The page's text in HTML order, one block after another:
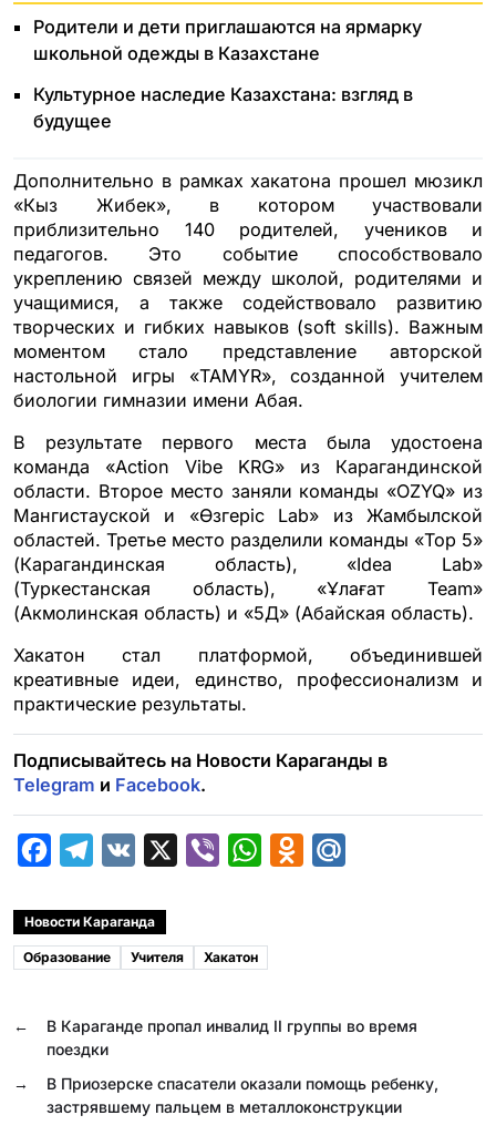
Родители и дети приглашаются на ярмарку
школьной одежды в Казахстане
Культурное наследие Казахстана: взгляд в
будущее
Дополнительно в рамках хакатона прошел мюзикл
«Кыз Жибек», в котором участвовали
приблизительно 140 родителей, учеников и
педагогов. Это событие способствовало
укреплению связей между школой, родителями и
учащимися, а также содействовало развитию
творческих и гибких навыков (soft skills). Важным
моментом стало представление авторской
настольной игры «TAMYR», созданной учителем
биологии гимназии имени Абая.
В результате первого места была удостоена
команда «Action Vibe KRG» из Карагандинской
области. Второе место заняли команды «OZYQ» из
Мангистауской и «Өзгеріс Lab» из Жамбылской
областей. Третье место разделили команды «Тор 5»
(Карагандинская область), «Idea Lab»
(Туркестанская область), «Ұлағат Team»
(Акмолинская область) и «5Д» (Абайская область).
Хакатон стал платформой, объединившей
креативные идеи, единство, профессионализм и
практические результаты.
Подписывайтесь на Новости Караганды в
Telegram и Facebook.
c
e
o
o
k
l
e
a
m
e
W
t
p
s
s
Новости Караганда
Образование Учителя Хакатон
←
В Караганде пропал инвалид II группы во время
поездки
→
В Приозерске спасатели оказали помощь ребенку,
застрявшему пальцем в металлоконструкции